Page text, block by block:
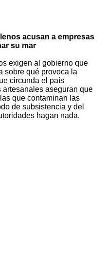
acusan a empresas
su mar
exigen al gobierno que
sobre qué provoca la
circunda el país
aseguran que
que contaminan las
de subsistencia y del
hagan nada.